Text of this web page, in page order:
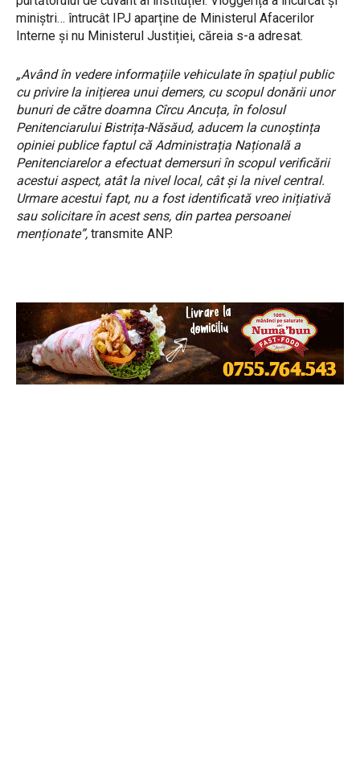
miniștri… întrucât IPJ aparține de Ministerul Afacerilor
Interne și nu Ministerul Justiției, căreia s-a adresat.
„Având în vedere informațiile vehiculate în spațiul public
cu privire la inițierea unui demers, cu scopul donării unor
bunuri de către doamna Cîrcu Ancuța, în folosul
Penitenciarului Bistrița-Năsăud, aducem la cunoștința
opiniei publice faptul că Administrația Națională a
Penitenciarelor a efectuat demersuri în scopul verificării
acestui aspect, atât la nivel local, cât și la nivel central.
Urmare acestui fapt, nu a fost identificată vreo inițiativă
sau solicitare în acest sens, din partea persoanei
menționate”, transmite ANP.